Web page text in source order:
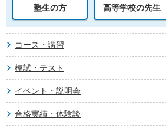
塾生の方 高等学校の先生
コース・講習
模試・テスト
イベント・説明会
合格実績・体験談